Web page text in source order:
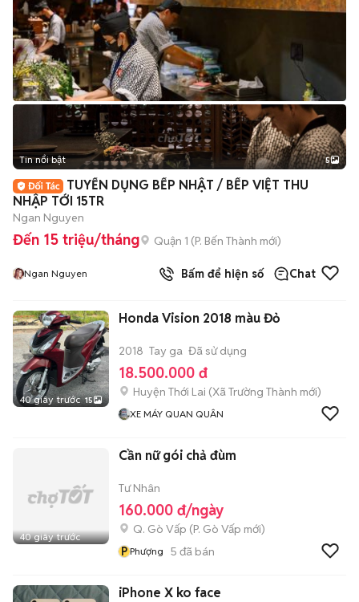
Tin nổi bật 5
TUYỂN DỤNG BẾP NHẬT / BẾP VIỆT THU
NHẬP TỚI 15TR
Ngan Nguyen
Đến 15 triệu/tháng Quận 1 (P. Bến Thành mới)
Ngan Nguyen Bấm để hiện số Chat
40 giây trước 15
Honda Vision 2018 màu Đỏ
2018 Tay ga Đã sử dụng
18.500.000 đ
Huyện Thới Lai (Xã Trường Thành mới)
XE MÁY QUAN QUÂN
40 giây trước
Cần nữ gói chả đùm
Tư Nhân
160.000 đ/ngày
Q. Gò Vấp (P. Gò Vấp mới)
P Phượng 5 đã bán
iPhone X ko face